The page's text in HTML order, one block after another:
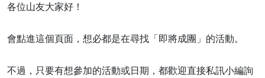
各位山友大家好！
會點進這個頁面，想必都是在尋找「即將成團」的活動。
不過，只要有想參加的活動或日期，都歡迎直接私訊小編詢